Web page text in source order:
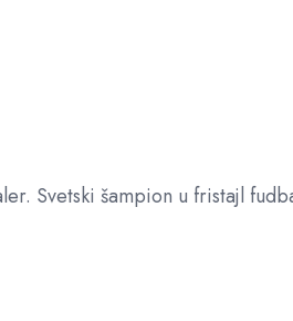
Svetski šampion u fristajl